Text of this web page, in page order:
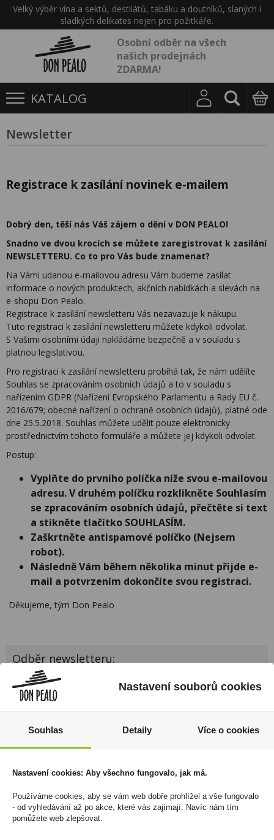
Velký výběr vína a sektů, destilátů, tabáku a doutníků, slaných i
sladkých delikates nejen pro požitkáře.
Osobní odběr na všech
našich prodejnách
ZDARMA!
KATALOG
Newsletter
Registrace k zasílání novinek e-mailem
Dobrý den, těší nás Váš zájem o dění v DON PEALO!
Snadno ve dvou krocích se můžete zaregistrovat k zasílání
NEWSLETTERU. Co to pro Vás bude znamenat?
Na Vámi udanou e-mailovou adresu Vám budeme zasílat
informace o nových produktech, akčních nabídkách a slevách na
e-shopu Don Pealo.
Registrace k zasílání newsletteru Vás nezavazuje k nákupu.
Tuto registraci k zasílání newsletteru můžete kdykoli odvolat.
S Vašimi osobními údaji nakládáme bezpečně a v souladu s
platnou legislativou.
Pro registraci k zasílání newsletteru probíhá tak, že nám udělíte
Souhlas se zpracováním osobních údajů a to v souladu s
nařízením GDPR (Nařízení Evropského Parlamentu a Rady EU č.
2016/679; obecné nařízení o ochraně osobních údajů), platné ode
dne 25.5.2018. Souhlas můžete udělit pouze elektronicky
prostřednictvím tohoto formuláře a můžete jej kdykoli odvolat.
Postup:
Vyplňte do prvního políčka níže svou e-mailovou
adresu. V druhém políčku rozklikněte Souhlasím
se zpracováním osobních údajů, přečtěte si text
a stikněte tlačítko SOUHLASÍM.
Zaškrtněte antispamové políčko (Nejsem
robot).
Následně Vám během několika minut přijde e-
mail a potvrzením dokončíte svou registraci.
Děkujeme, tým Don Pealo
Odběr newsletteru:
*Zadejte Váš e-
mail
Souhlasím se zpracováním osobních údajů
Nastavení souborů cookies
Souhlas Detaily Více o cookies
Nastavení cookies: Aby všechno fungovalo, jak má.
Používáme cookies, aby se vám web dobře prohlížel a vše fungovalo
- od vyhledávání až po akce, které vás zajímají. Navíc nám tím
pomůžete web zlepšovat.